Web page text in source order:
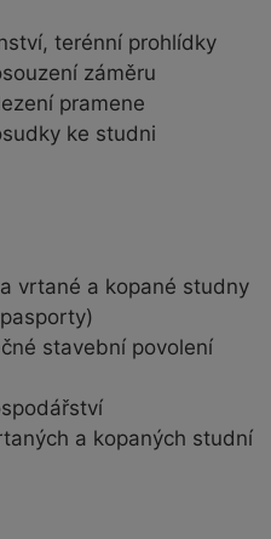
terénní prohlídky
záměru
pramene
ke studni
vrtané a kopané studny
stavební povolení
a kopaných studní